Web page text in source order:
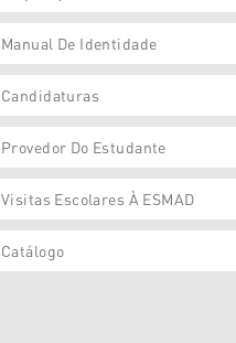
Manual De Identidade
Candidaturas
Provedor Do Estudante
Visitas Escolares À ESMAD
Catálogo